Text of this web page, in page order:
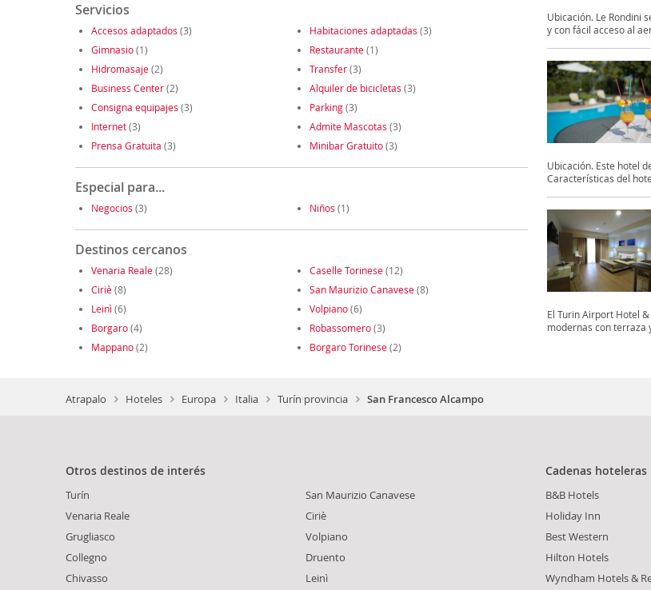
Servicios
Accesos adaptados (3) Habitaciones adaptadas (3)
Gimnasio(1) Restaurante(1)
Hidromasaje(2) Transfer(3)
Business Center(2) Alquiler de bicicletas (3)
Consigna equipajes (3) Parking(3)
Internet(3) Admite Mascotas (3)
Prensa Gratuita (3) Minibar Gratuito(3)
Especial para...
Negocios (3) Niños (1)
Destinos cercanos
Venaria Reale(28) Caselle Torinese(12)
Ciriè(8) San Maurizio Canavese(8)
Leinì (6) Volpiano(6)
Borgaro(4) Robassomero(3)
Mappano(2) Borgaro Torinese(2)
Ubicación. Le Rondini
y con fácil acceso al
Ubicación. Este hotel
Características del
El Turin Airport Hotel
modernas con terraza
Atrapalo Hoteles Europa Italia Turín provincia San Francesco Alcampo
Otros destinos de interés
Turín
Venaria Reale
Grugliasco
Collegno
Chivasso
San Maurizio Canavese
Ciriè
Volpiano
Druento
Leinì
Cadenas hoteleras
B&B Hotels
Holiday Inn
Best Western
Hilton Hotels
Wyndham Hotels &